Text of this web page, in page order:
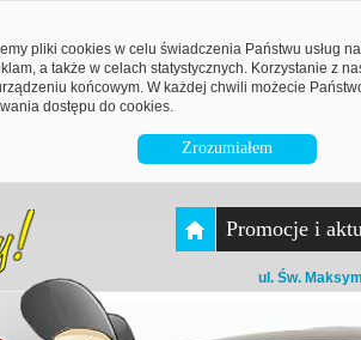
pliki cookies w celu świadczenia Państwu usług
a także w celach statystycznych. Korzystanie z
końcowym. W każdej chwili możecie
dostępu do cookies.
Zrozumiałem
Promocje i
ul. Św.